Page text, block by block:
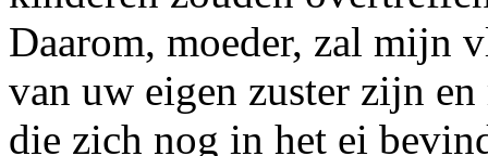
Daarom, moeder, zal mijn
van uw eigen zuster zijn
die zich nog in het ei